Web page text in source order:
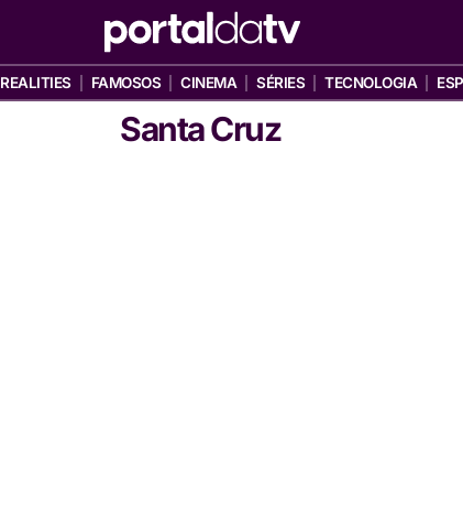
REALITIES FAMOSOS CINEMA SÉRIES TECNOLOGIA
Santa Cruz